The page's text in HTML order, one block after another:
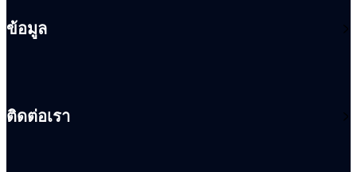
ข้อมูล
ติดต่อเรา